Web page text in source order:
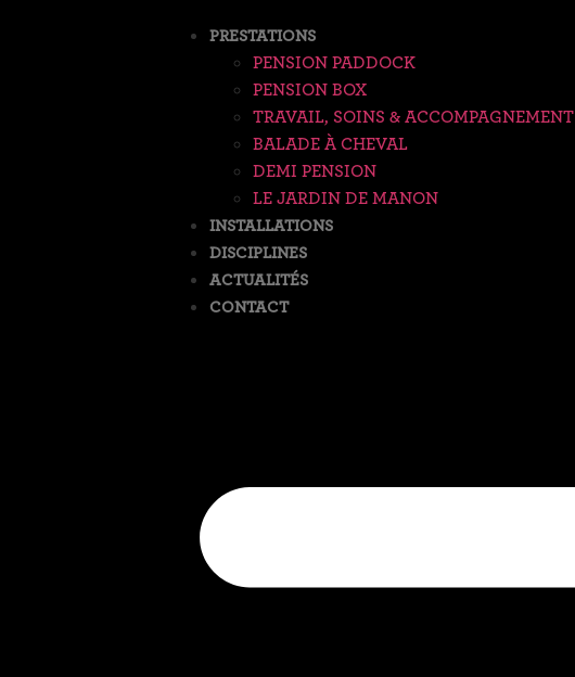
PRESTATIONS
PENSION PADDOCK
PENSION BOX
TRAVAIL, SOINS & ACCOMPAGNEMENT
BALADE À CHEVAL
DEMI PENSION
LE JARDIN DE MANON
INSTALLATIONS
DISCIPLINES
ACTUALITÉS
CONTACT